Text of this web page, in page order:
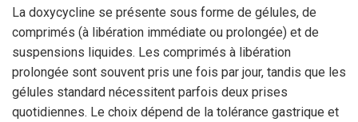
La doxycycline se présente sous forme de gélules, de
comprimés (à libération immédiate ou prolongée) et de
suspensions liquides. Les comprimés à libération
prolongée sont souvent pris une fois par jour, tandis que les
gélules standard nécessitent parfois deux prises
quotidiennes. Le choix dépend de la tolérance gastrique et